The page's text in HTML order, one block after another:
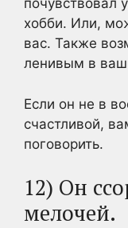
почувствовал
хобби. Или,
вас. Также
ленивым в
Если он не в
счастливой,
поговорить.
12) Он
мелочей.